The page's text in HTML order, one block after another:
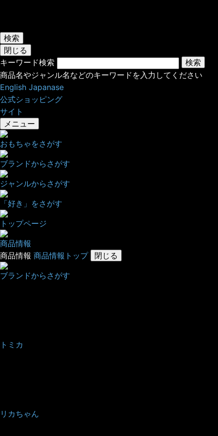
検索
閉じる
キーワード検索
検索
商品名やジャンル名などのキーワードを入力してください
English Japanase
公式ショッピング
サイト
メニュー
おもちゃをさがす
ブランドからさがす
ジャンルからさがす
「好き」 をさがす
トップページ
商品情報
商品情報 商品情報トップ 閉じる
ブランドからさがす
トミカ
リカちゃん